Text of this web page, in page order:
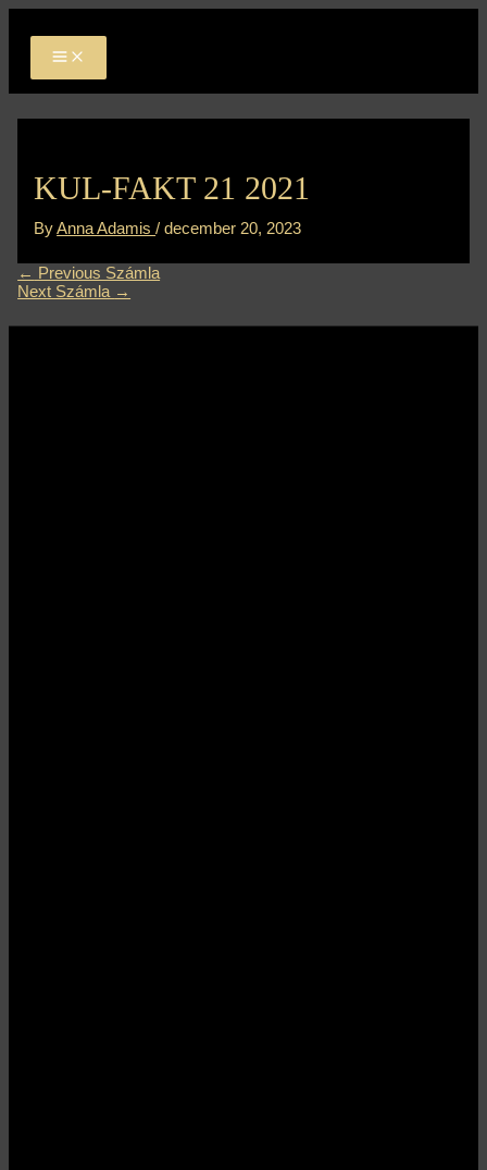
Skip
KUL-FAKT 21 2021
ByAnna Adamis/december 20, 2023
Bejegyzés
← Previous Számla
Next Számla →